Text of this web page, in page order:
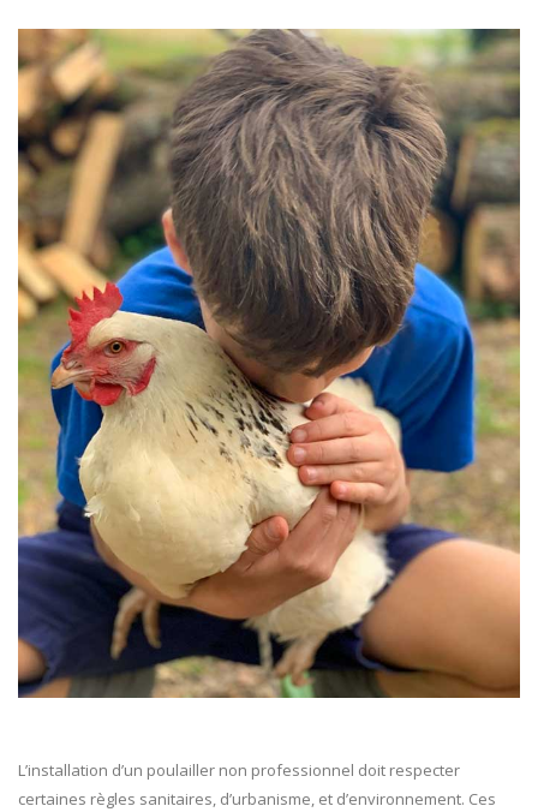
L’installation d’un poulailler non professionnel doit respecter
certaines règles sanitaires, d’urbanisme, et d’environnement. Ces